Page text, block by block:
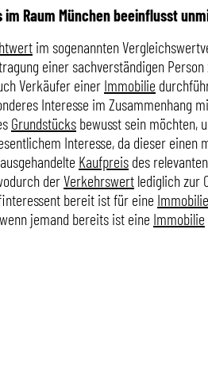
Raum München beeinflusst
im sogenannten
einer sachverständigen
Verkäufer einer Immobilie
Interesse im Zusammenhang
Grundstücks bewusst sein möchten,
Interesse, da dieser einen
ausgehandelte Kaufpreis des relevanten
derVerkehrswert lediglich zur
bereit ist für eine Immobilie
jemand bereits ist eine Immobilie